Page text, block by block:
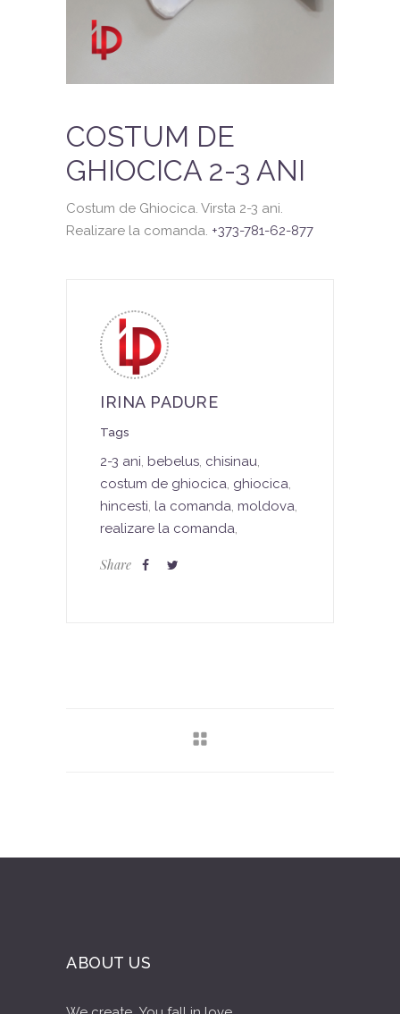
COSTUM DE
GHIOCICA 2-3 ANI
Costum de Ghiocica. Virsta 2-3 ani.
Realizare la comanda. +373-781-62-877
IRINA PADURE
Tags
2-3 ani, bebelus, chisinau,
costum de ghiocica, ghiocica,
hincesti, la comanda, moldova,
realizare la comanda,
Share
ABOUT US